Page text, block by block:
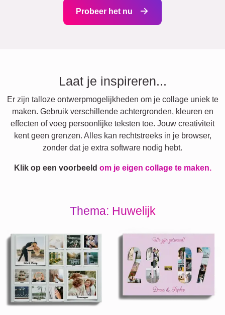
Probeer het nu
Laat je inspireren...
Er zijn talloze ontwerpmogelijkheden om je collage uniek te
maken. Gebruik verschillende achtergronden, kleuren en
effecten of voeg persoonlijke teksten toe. Jouw creativiteit
kent geen grenzen. Alles kan rechtstreeks in je browser,
zonder dat je extra software nodig hebt.
Klik op een voorbeeld om je eigen collage te maken.
Thema: Huwelijk